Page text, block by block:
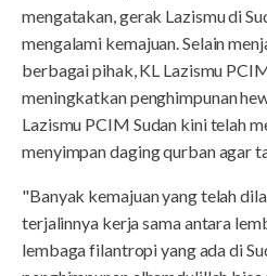
mengatakan, gerak Lazismu di
mengalami kemajuan. Selain
berbagai pihak, KL Lazismu
meningkatkan penghimpunan
Lazismu PCIM Sudan kini telah
menyimpan daging qurban agar
"Banyak kemajuan yang telah
terjalinnya kerja sama antara
lembaga filantropi yang ada di